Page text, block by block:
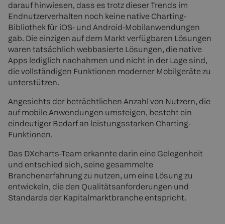
darauf hinwiesen, dass es trotz dieser Trends im
Endnutzerverhalten noch keine native Charting-
Bibliothek für iOS- und Android-Mobilanwendungen
gab. Die einzigen auf dem Markt verfügbaren Lösungen
waren tatsächlich webbasierte Lösungen, die native
Apps lediglich nachahmen und nicht in der Lage sind,
die vollständigen Funktionen moderner Mobilgeräte zu
unterstützen.
Angesichts der beträchtlichen Anzahl von Nutzern, die
auf mobile Anwendungen umsteigen, besteht ein
eindeutiger Bedarf an leistungsstarken Charting-
Funktionen.
Das DXcharts-Team erkannte darin eine Gelegenheit
und entschied sich, seine gesammelte
Branchenerfahrung zu nutzen, um eine Lösung zu
entwickeln, die den Qualitätsanforderungen und
Standards der Kapitalmarktbranche entspricht.